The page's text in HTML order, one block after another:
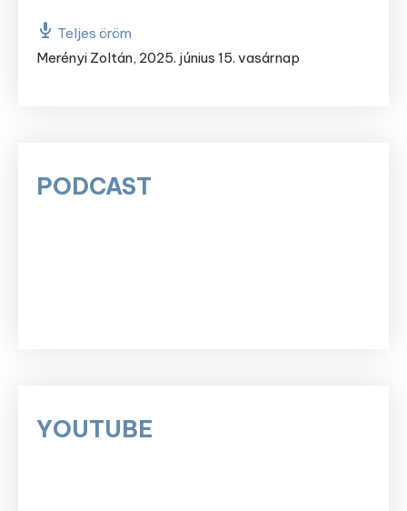
Teljes öröm
Merényi Zoltán, 2025. június 15. vasárnap
PODCAST
YOUTUBE